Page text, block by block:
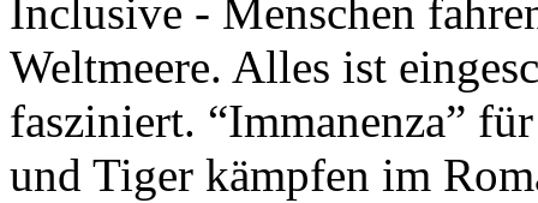
Inclusive - Menschen
Weltmeere. Alles ist
fasziniert. “Immanenza”
und Tiger kämpfen im